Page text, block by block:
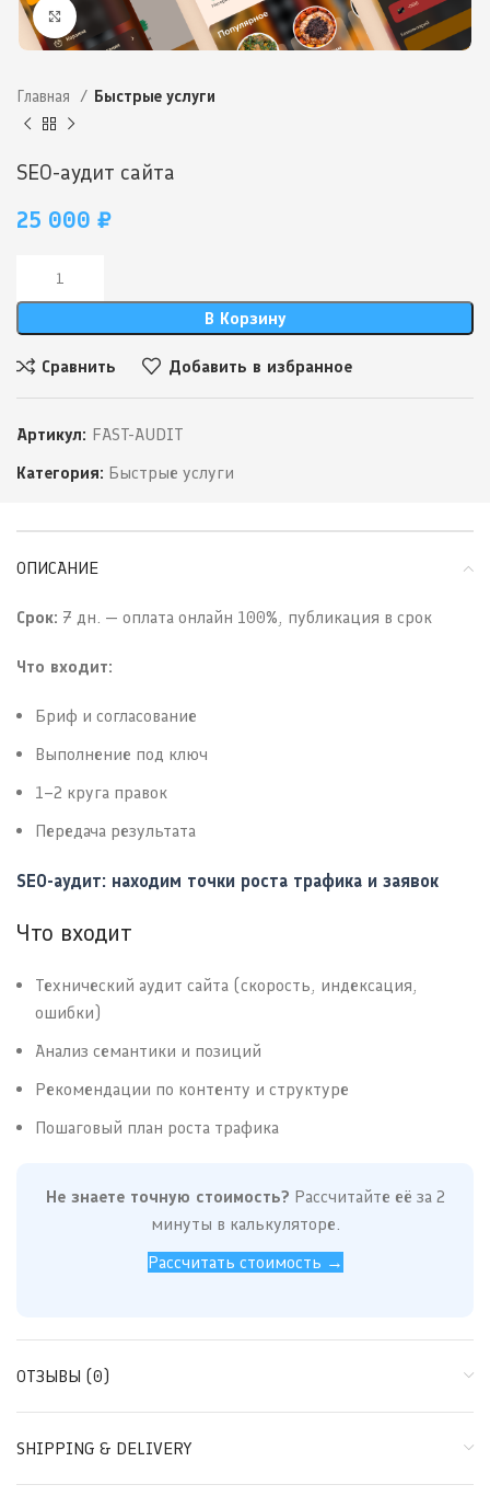
Нажмите, чтобы увеличить
Главная Быстрые услуги
SEO-аудит сайта
25 000 ₽
В Корзину
Сравнить Добавить в избранное
Артикул: FAST-AUDIT
Категория: Быстрые услуги
ОПИСАНИЕ
Срок: 7 дн. — оплата онлайн 100%, публикация в срок
Что входит:
Бриф и согласование
Выполнение под ключ
1–2 круга правок
Передача результата
SEO-аудит: находим точки роста трафика и заявок
Что входит
Технический аудит сайта (скорость, индексация,
ошибки)
Анализ семантики и позиций
Рекомендации по контенту и структуре
Пошаговый план роста трафика
Не знаете точную стоимость? Рассчитайте её за 2
минуты в калькуляторе.
Рассчитать стоимость →
ОТЗЫВЫ (0)
SHIPPING & DELIVERY